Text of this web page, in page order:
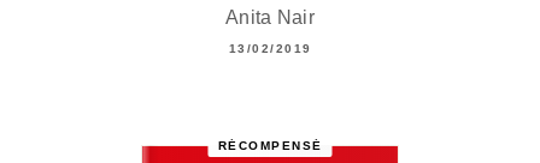
Anita Nair
13/02/2019
RÉCOMPENSÉ